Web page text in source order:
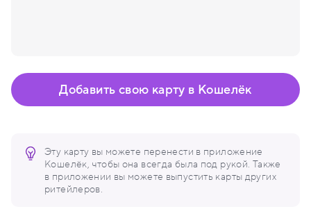
Эту карту вы можете перенести в приложение
Кошелёк, чтобы она всегда была под рукой. Также
в приложении вы можете выпустить карты других
ритейлеров.
Добавить свою карту в Кошелёк